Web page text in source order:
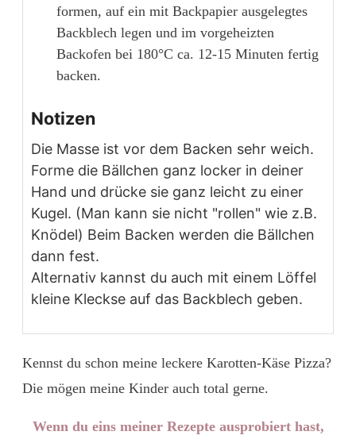
formen, auf ein mit Backpapier ausgelegtes
Backblech legen und im vorgeheizten
Backofen bei 180°C ca. 12-15 Minuten fertig
backen.
Notizen
Die Masse ist vor dem Backen sehr weich.
Forme die Bällchen ganz locker in deiner
Hand und drücke sie ganz leicht zu einer
Kugel. (Man kann sie nicht "rollen" wie z.B.
Knödel) Beim Backen werden die Bällchen
dann fest.
Alternativ kannst du auch mit einem Löffel
kleine Kleckse auf das Backblech geben.
Kennst du schon meine leckere Karotten-Käse Pizza?
Die mögen meine Kinder auch total gerne.
Wenn du eins meiner Rezepte ausprobiert hast,